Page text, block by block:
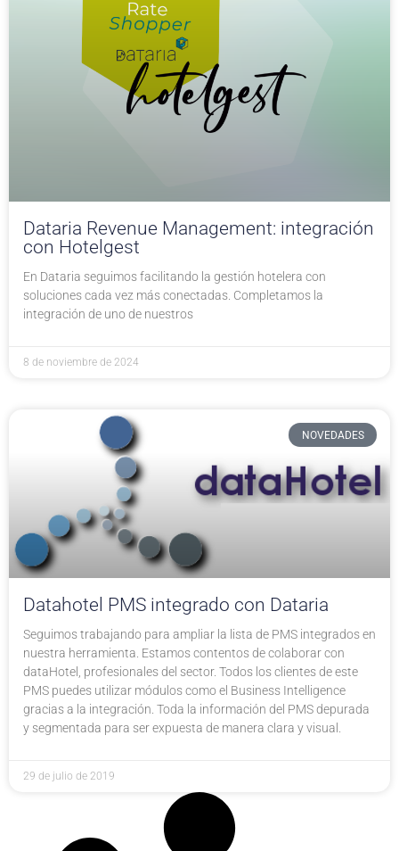
Dataria Revenue Management: integración
con Hotelgest
En Dataria seguimos facilitando la gestión hotelera con
soluciones cada vez más conectadas. Completamos la
integración de uno de nuestros
8 de noviembre de 2024
NOVEDADES
Datahotel PMS integrado con Dataria
Seguimos trabajando para ampliar la lista de PMS integrados en
nuestra herramienta. Estamos contentos de colaborar con
dataHotel, profesionales del sector. Todos los clientes de este
PMS puedes utilizar módulos como el Business Intelligence
gracias a la integración. Toda la información del PMS depurada
y segmentada para ser expuesta de manera clara y visual.
29 de julio de 2019